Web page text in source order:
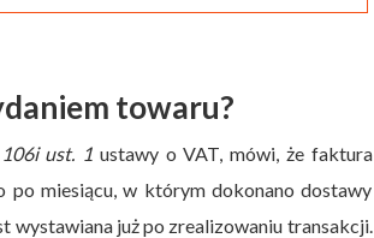
towaru?
ust. 1 ustawy o VAT, mówi, że faktura
po miesiącu, w którym dokonano dostawy
wystawiana już po zrealizowaniu transakcji.